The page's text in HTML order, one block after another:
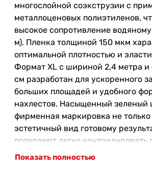
многослойной соэкструзии с
металлоценовых полиэтиленов,
высокое сопротивление
м). Пленка толщиной 150 мкм
оптимальной плотностью и
Формат XL с шириной 2,4 метра и
см разработан для ускоренного
больших площадей и удобного
нахлестов. Насыщенный зеленый
фирменная маркировка не
эстетичный вид готовому
позволяют легко контролировать
установки полотна.
Показать полностью